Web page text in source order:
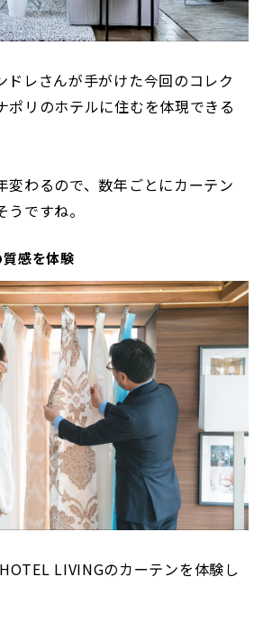
ドレさんが手がけた今回のコレク
ポリのホテルに住むを体現できる
変わるので、数年ごとにカーテン
ですね。
感を体験
LIVINGのカーテンを体験し